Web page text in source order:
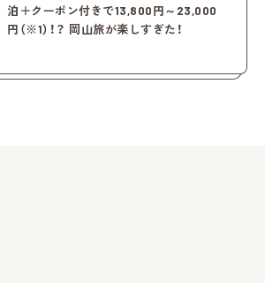
泊＋クーポン付きで13,800円～23,000
円（※1）！？ 岡山旅が楽しすぎた！